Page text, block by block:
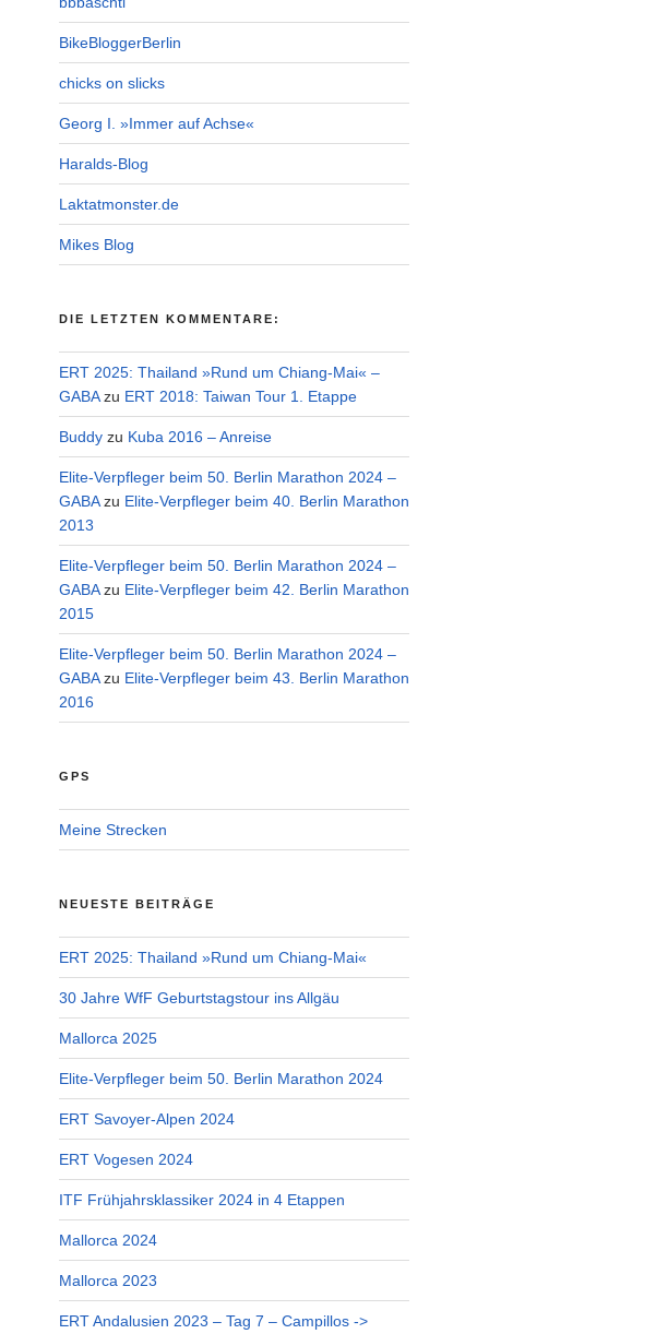
BikeBloggerBerlin
chicks on slicks
Georg I. »Immer auf Achse«
Haralds-Blog
Laktatmonster.de
Mikes Blog
DIE LETZTEN KOMMENTARE:
ERT 2025: Thailand »Rund um Chiang-Mai« –
GABAzu ERT 2018: Taiwan Tour 1. Etappe
Buddyzu Kuba 2016 – Anreise
Elite-Verpfleger beim 50. Berlin Marathon 2024 –
GABAzu Elite-Verpfleger beim 40. Berlin Marathon
2013
Elite-Verpfleger beim 50. Berlin Marathon 2024 –
GABAzu Elite-Verpfleger beim 42. Berlin Marathon
2015
Elite-Verpfleger beim 50. Berlin Marathon 2024 –
GABAzu Elite-Verpfleger beim 43. Berlin Marathon
2016
GPS
Meine Strecken
NEUESTE BEITRÄGE
ERT 2025: Thailand »Rund um Chiang-Mai«
30 Jahre WfF Geburtstagstour ins Allgäu
Mallorca 2025
Elite-Verpfleger beim 50. Berlin Marathon 2024
ERT Savoyer-Alpen 2024
ERT Vogesen 2024
ITF Frühjahrsklassiker 2024 in 4 Etappen
Mallorca 2024
Mallorca 2023
ERT Andalusien 2023 – Tag 7 – Campillos ->